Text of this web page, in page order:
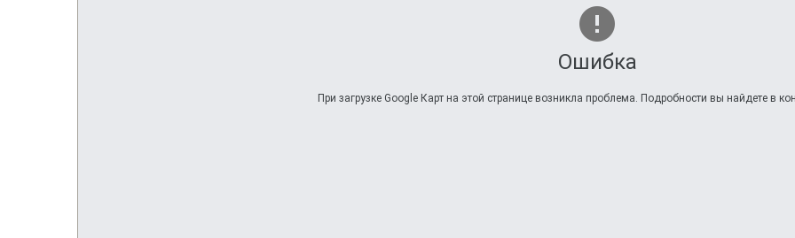
Ошибка
При загрузке Google Карт на этой странице возникла проблема. Подробности вы найдете в